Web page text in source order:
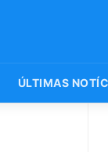
ÚLTIMAS